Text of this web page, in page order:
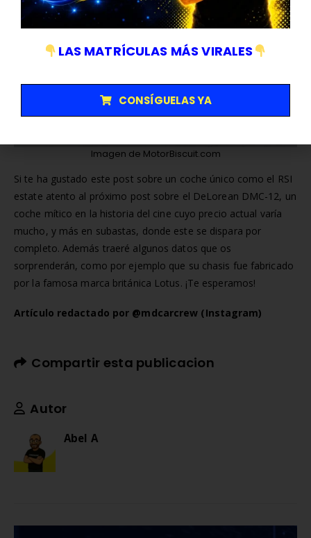
Imagen de MotorBiscuit.com
Si te ha gustado este post sobre un coche único como el RSI
estate atento al próximo post sobre el DeLorean DMC-12, un
coche mítico en la historia del cine cuyo precio actual varía
mucho, y más en subastas, donde este se dispara por
completo. Además traeré algunos datos que os
sorprenderán, como por ejemplo que su chasis fue fabricado
por la famosa marca británica Lotus. ¡Te esperamos!
Artículo redactado por @mdcarcrew (Instagram)
Compartir esta publicacion
Autor
Abel A
LAS MATRÍCULAS MÁS VIRALES
CONSÍGUELAS YA